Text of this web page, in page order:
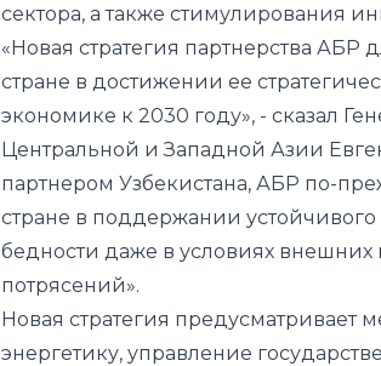
сектора, а также стимулирования
«Новая стратегия партнерства АБР
стране в достижении ее
экономике к 2030 году», - сказал
Центральной и Западной Азии
партнером Узбекистана, АБР по-
стране в поддержании
бедности даже в условиях внешних
потрясений».
Новая стратегия предусматривает
энергетику, управление